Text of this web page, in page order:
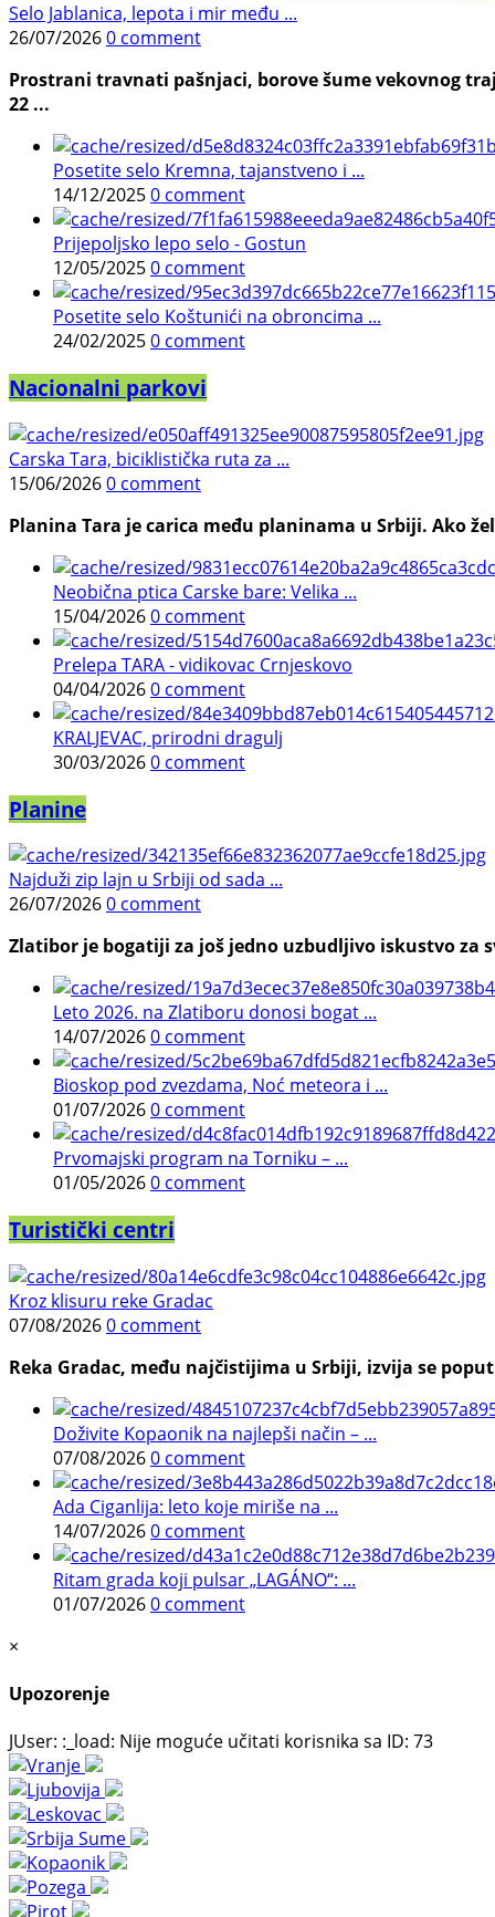
Selo Jablanica, lepota i mir među ...
26/07/20260 comment
Prostrani travnati pašnjaci, borove šume vekovnog
22 ...
Posetite selo Kremna, tajanstveno i ...
14/12/20250 comment
Prijepoljsko lepo selo - Gostun
12/05/20250 comment
Posetite selo Koštunići na obroncima ...
24/02/20250 comment
Nacionalni parkovi
Carska Tara, biciklistička ruta za ...
15/06/20260 comment
Planina Tara je carica među planinama u Srbiji. Ako
Neobična ptica Carske bare: Velika ...
15/04/20260 comment
Prelepa TARA - vidikovac Crnjeskovo
04/04/20260 comment
KRALJEVAC, prirodni dragulj
30/03/20260 comment
Planine
Najduži zip lajn u Srbiji od sada ...
26/07/20260 comment
Zlatibor je bogatiji za još jedno uzbudljivo iskustvo
Leto 2026. na Zlatiboru donosi bogat ...
14/07/20260 comment
Bioskop pod zvezdama, Noć meteora i ...
01/07/20260 comment
Prvomajski program na Torniku – ...
01/05/20260 comment
Turistički centri
Kroz klisuru reke Gradac
07/08/20260 comment
Reka Gradac, među najčistijima u Srbiji, izvija se
Doživite Kopaonik na najlepši način – ...
07/08/20260 comment
Ada Ciganlija: leto koje miriše na ...
14/07/20260 comment
Ritam grada koji pulsar „LAGÁNO“: ...
01/07/20260 comment
×
Upozorenje
JUser: :_load: Nije moguće učitati korisnika sa ID: 73